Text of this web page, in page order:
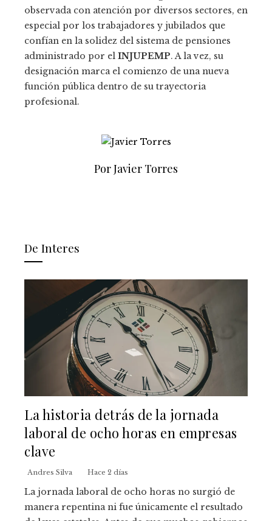
observada con atención por diversos sectores, en
especial por los trabajadores y jubilados que
confían en la solidez del sistema de pensiones
administrado por el INJUPEMP. A la vez, su
designación marca el comienzo de una nueva
función pública dentro de su trayectoria
profesional.
Por Javier Torres
De Interes
La historia detrás de la jornada
laboral de ocho horas en empresas
clave
Andres Silva Hace 2 días
La jornada laboral de ocho horas no surgió de
manera repentina ni fue únicamente el resultado